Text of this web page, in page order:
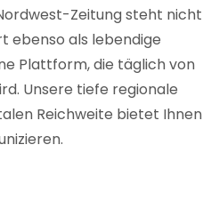
Zeitung steht nicht
ebenso als lebendige
Plattform, die täglich von
Unsere tiefe regionale
Reichweite bietet Ihnen